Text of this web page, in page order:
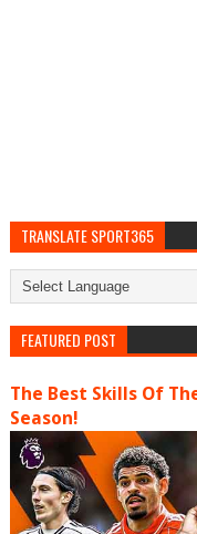
TRANSLATE SPORT365
FEATURED POST
The Best Skills Of
Season!